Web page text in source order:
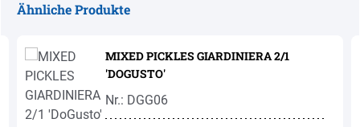
Ähnliche Produkte
MIXED PICKLES GIARDINIERA 2/1
'DOGUSTO'
Nr.: DGG06